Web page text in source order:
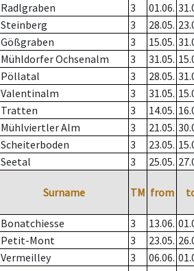
Radlgraben 3 01.06.
Steinberg 3 28.05.
Gößgraben 3 15.05.
Mühldorfer Ochsenalm 3 31.05.
Pöllatal 3 28.05.
Valentinalm 3 31.05.
Tratten 3 14.05.
Mühlviertler Alm 3 21.05.
Scheiterboden 3 23.05.
Seetal 3 25.05.
Surname TM from
Bonatchiesse 3 13.06.
Petit-Mont 3 23.05.
Vermeilley 3 06.06.